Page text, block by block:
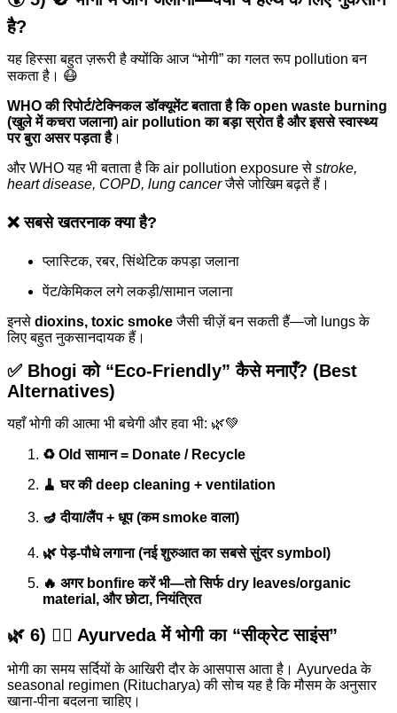
है?
यह हिस्सा बहुत ज़रूरी है क्योंकि आज “भोगी” का गलत रूप pollution बन
सकता है। 😷
WHO की रिपोर्ट/टेक्निकल डॉक्यूमेंट बताता है कि open waste burning
(खुले में कचरा जलाना) air pollution का बड़ा स्रोत है और इससे स्वास्थ्य
पर बुरा असर पड़ता है।
और WHO यह भी बताता है कि air pollution exposure से stroke,
heart disease, COPD, lung cancerजैसे जोखिम बढ़ते हैं।
❌ सबसे खतरनाक क्या है?
प्लास्टिक, रबर, सिंथेटिक कपड़ा जलाना
पेंट/केमिकल लगे लकड़ी/सामान जलाना
इनसे dioxins, toxic smokeजैसी चीज़ें बन सकती हैं—जो lungs के
लिए बहुत नुकसानदायक हैं।
✅ Bhogi को “Eco-Friendly” कैसे मनाएँ? (Best
Alternatives)
यहाँ भोगी की आत्मा भी बचेगी और हवा भी: 🌿💚
♻️ Old सामान = Donate / Recycle
🧹 घर की deep cleaning + ventilation
🪔 दीया/लैंप + धूप (कम smoke वाला)
🌿 पेड़-पौधे लगाना (नई शुरुआत का सबसे सुंदर symbol)
🔥 अगर bonfire करें भी—तो सिर्फ dry leaves/organic
material, और छोटा, नियंत्रित
🌿 6) 🧘‍♀️ Ayurveda में भोगी का “सीक्रेट साइंस”
भोगी का समय सर्दियों के आखिरी दौर के आसपास आता है। Ayurveda के
seasonal regimen (Ritucharya) की सोच यह है कि मौसम के अनुसार
खाना-पीना बदलना चाहिए।